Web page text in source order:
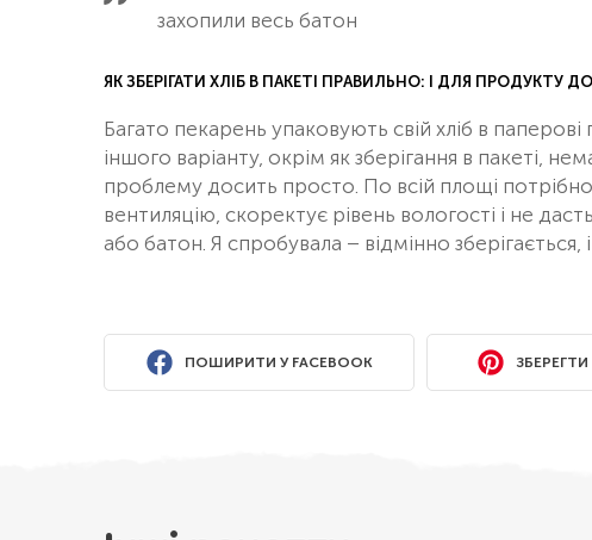
захопили весь батон
ЯК ЗБЕРІГАТИ ХЛІБ В ПАКЕТІ ПРАВИЛЬНО: І ДЛЯ ПРОДУКТУ
Багато пекарень упаковують свій хліб в
іншого варіанту, окрім як зберігання в пакеті,
проблему досить просто. По всій площі
вентиляцію, скоректує рівень вологості і не
або батон. Я спробувала – відмінно
ПОШИРИТИ У FACEBOOK ЗБЕРЕГТИ